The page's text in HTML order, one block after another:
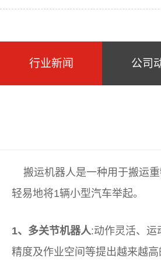
行业新闻 公司
搬运机器人是一种用于搬运
轻易地将1辆小型汽车举起。
1、多关节机器人:动作灵活、运
精度及作业空间等提出越来越高